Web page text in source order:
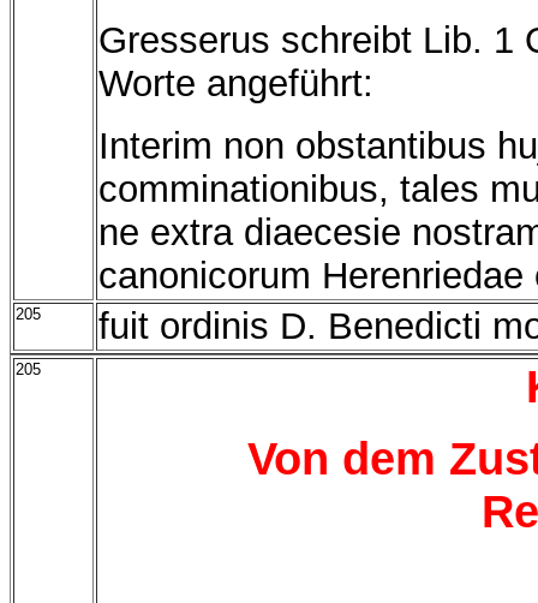
Gresserus schreibt Lib. 1
Worte angeführt:
Interim non obstantibus
comminationibus, tales
ne extra diaecesie
canonicorum
205 fuit ordinis D. Benedicti
205
Von dem